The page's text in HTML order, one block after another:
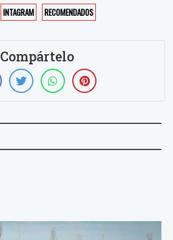
INTAGRAM RECOMENDADOS
Compártelo